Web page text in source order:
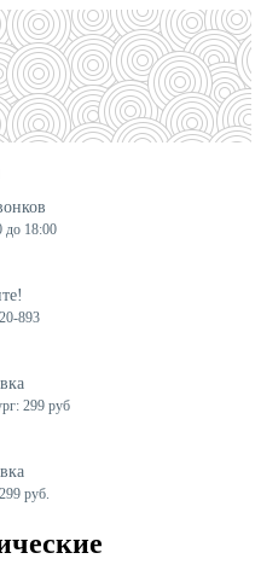
до 18:00
893
299 руб
руб.